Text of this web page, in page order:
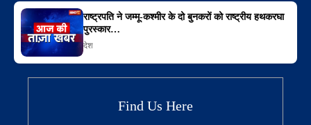
राष्ट्रपति ने जम्मू-कश्मीर के दो बुनकरों को राष्ट्रीय हथकरघा
पुरस्कार…
देश
Find Us Here